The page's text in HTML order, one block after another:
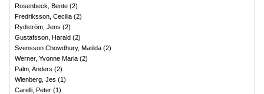
Rosenbeck, Bente (2)
Fredriksson, Cecilia (2)
Rydström, Jens (2)
Gustafsson, Harald (2)
Svensson Chowdhury, Matilda (2)
Werner, Yvonne Maria (2)
Palm, Anders (2)
Wienberg, Jes (1)
Carelli, Peter (1)